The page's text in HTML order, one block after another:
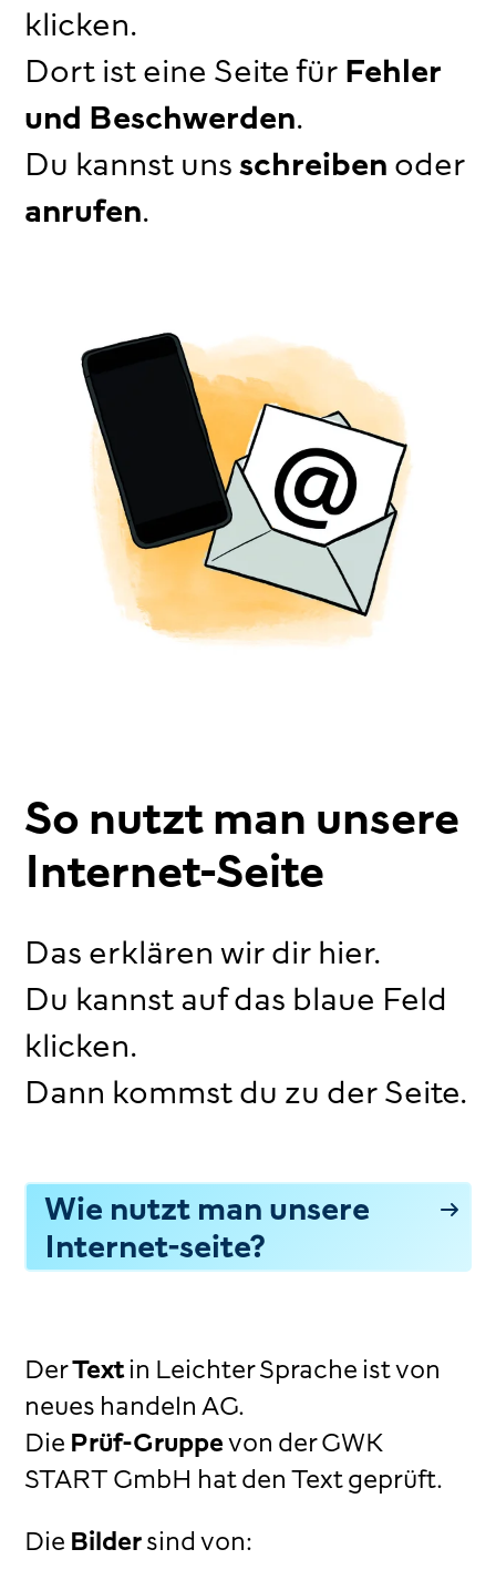
klicken.
Dort ist eine Seite für Fehler
und Beschwerden.
Du kannst unsschreiben oder
anrufen.
So nutzt man unsere
Internet-Seite
Das erklären wir dir hier.
Du kannst auf das blaue Feld
klicken.
Dann kommst du zu der Seite.
Wie nutzt man unsere
Internet-seite?
DerTextin Leichter Sprache ist von
neues handeln AG.
Die Prüf-Gruppevon der GWK
START GmbH hat den Text geprüft.
Die Bildersind von: